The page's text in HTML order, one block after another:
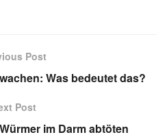
Post
Was bedeutet das?
Post
im Darm abtöten